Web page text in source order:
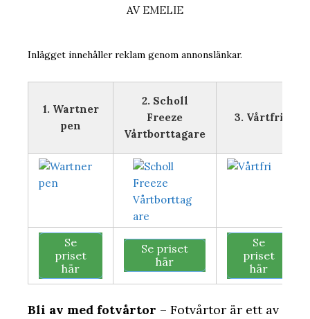
AV EMELIE
Inlägget innehåller reklam genom annonslänkar.
1. Wartner
pen
2. Scholl
Freeze
Vårtborttagare
3. Vårtfri
Se
priset
här
Se priset
här
Se
priset
här
Bli av med fotvårtor – Fotvårtor är ett av